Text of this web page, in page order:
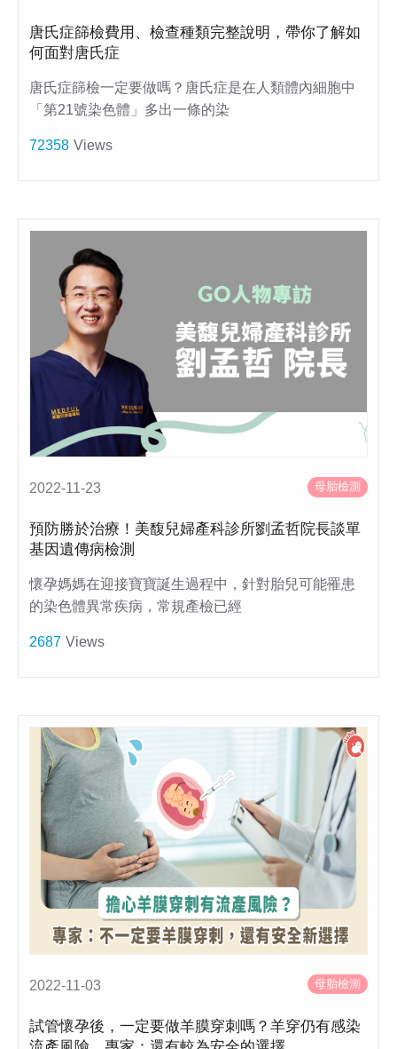
唐氏症篩檢費用、檢查種類完整說明，帶你了解如
何面對唐氏症
唐氏症篩檢一定要做嗎？唐氏症是在人類體內細胞中
「第21號染色體」多出一條的染
72358 Views
2022-11-23 母胎檢測
預防勝於治療！美馥兒婦產科診所劉孟哲院長談單
基因遺傳病檢測
懷孕媽媽在迎接寶寶誕生過程中，針對胎兒可能罹患
的染色體異常疾病，常規產檢已經
2687 Views
2022-11-03 母胎檢測
試管懷孕後，一定要做羊膜穿刺嗎？羊穿仍有感染